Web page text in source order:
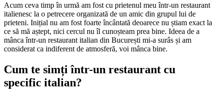
Acum ceva timp în urmă am fost cu prietenul meu într-un restaurant
italienesc la o petrecere organizată de un amic din grupul lui de
prieteni. Inițial nu am fost foarte încântată deoarece nu știam exact la
ce să mă aștept, nici cercul nu îl cunoșteam prea bine. Ideea de a
mânca într-un restaurant italian din București mi-a surâs și am
considerat ca indiferent de atmosferă, voi mânca bine.
Cum te simți într-un restaurant cu
specific italian?